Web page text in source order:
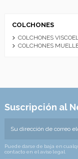
COLCHONES
COLCHONES
COLCHONES
Suscripción al
Puede darse de baja en
contacto en el aviso legal.